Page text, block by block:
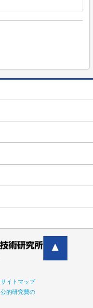
サイトマップ
公的研究費の